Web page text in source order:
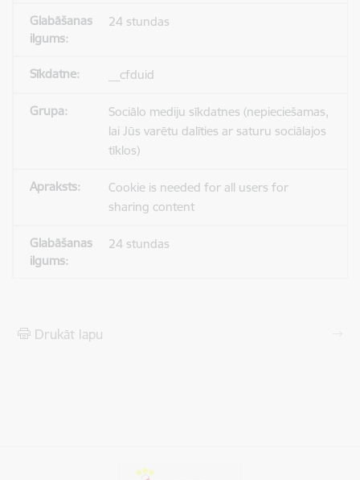
24 stundas
__cfduid
Sociālo mediju sīkdatnes (nepieciešamas,
lai Jūs varētu dalīties ar saturu sociālajos
tīklos)
Cookie is needed for all users for
sharing content
24 stundas
Drukāt lapu